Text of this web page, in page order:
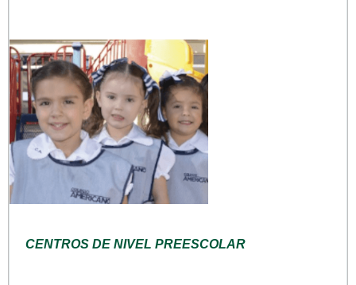
CENTROS DE NIVEL PREESCOLAR